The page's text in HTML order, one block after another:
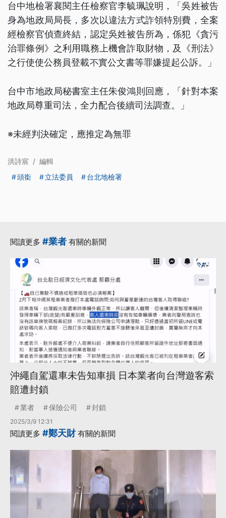
台中地檢署襄閱主任檢察官李毓珮說明，「吳姓被告
身為地政局局長，多次以違法方式詐領特別費，全案
經檢察官偵查終結，認定吳姓被告所為，係犯《貪污
治罪條例》之利用職務上機會詐取財物，及《刑法》
之行使使公務員登載不實公文書等罪嫌提起公訴。」
台中市地政局秘書室主任朱俊鴻則回應，「針對本案
地政局尊重司法，全力配合後續司法調查。」
※未經判決確定，應推定為無罪
洪詩宸 / 編輯
頭銜
立法委員 台北地檢署
閱讀更多 #業者 有關的新聞
沖繩自駕還車未告知車損 日本業者向台灣遊客索
賠遭封鎖
業者 保險公司 封鎖
2025/3/9 12:31
閱讀更多 #鄭天財有關的新聞